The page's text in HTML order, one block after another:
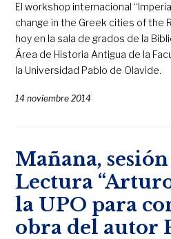
El workshop internacional
change in the Greek cities of the
hoy en la sala de grados de la
Área de Historia Antigua de la
la Universidad Pablo de Olavide.
14 noviembre 2014
Mañana,
Lectura
la UPO para
obra del autor